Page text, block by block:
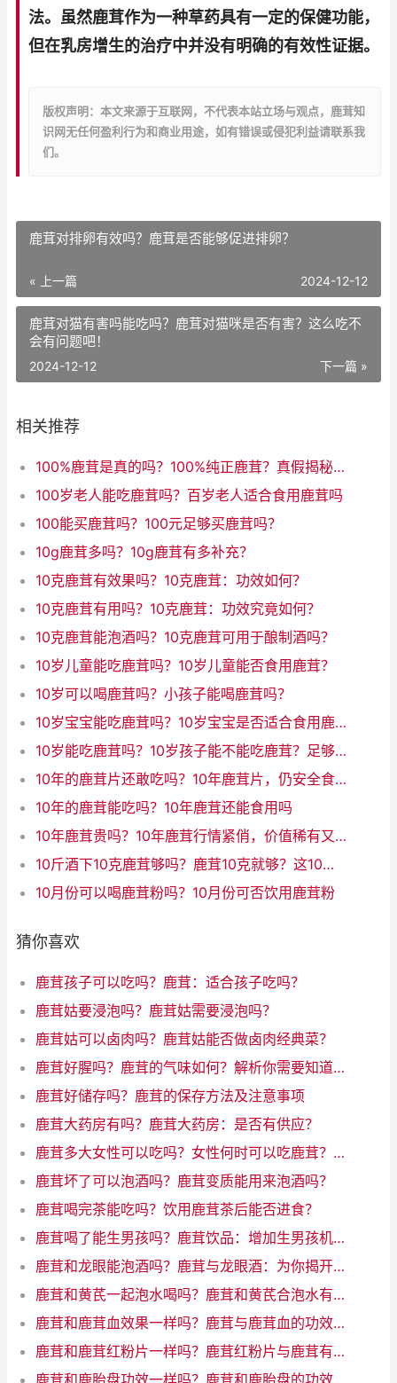
法。虽然鹿茸作为一种草药具有一定的保健功能，
但在乳房增生的治疗中并没有明确的有效性证据。
版权声明：本文来源于互联网，不代表本站立场与观点，鹿茸知
识网无任何盈利行为和商业用途，如有错误或侵犯利益请联系我
们。
鹿茸对排卵有效吗？鹿茸是否能够促进排卵？
« 上一篇 2024-12-12
鹿茸对猫有害吗能吃吗？鹿茸对猫咪是否有害？这么吃不
会有问题吧！
下一篇 »
2024-12-12
相关推荐
100%鹿茸是真的吗？100%纯正鹿茸？真假揭秘！
100岁老人能吃鹿茸吗？百岁老人适合食用鹿茸吗
100能买鹿茸吗？100元足够买鹿茸吗？
10g鹿茸多吗？10g鹿茸有多补充？
10克鹿茸有效果吗？10克鹿茸：功效如何？
10克鹿茸有用吗？10克鹿茸：功效究竟如何？
10克鹿茸能泡酒吗？10克鹿茸可用于酿制酒吗？
10岁儿童能吃鹿茸吗？10岁儿童能否食用鹿茸？
10岁可以喝鹿茸吗？小孩子能喝鹿茸吗？
10岁宝宝能吃鹿茸吗？10岁宝宝是否适合食用鹿茸
10岁能吃鹿茸吗？10岁孩子能不能吃鹿茸？足够安全吗？
10年的鹿茸片还敢吃吗？10年鹿茸片，仍安全食用吗？
10年的鹿茸能吃吗？10年鹿茸还能食用吗
10年鹿茸贵吗？10年鹿茸行情紧俏，价值稀有又贵吗？
10斤酒下10克鹿茸够吗？鹿茸10克就够？这10斤酒大开销！（31字）
10月份可以喝鹿茸粉吗？10月份可否饮用鹿茸粉
猜你喜欢
鹿茸孩子可以吃吗？鹿茸：适合孩子吃吗？
鹿茸姑要浸泡吗？鹿茸姑需要浸泡吗？
鹿茸姑可以卤肉吗？鹿茸姑能否做卤肉经典菜？
鹿茸好腥吗？鹿茸的气味如何？解析你需要知道的所有
鹿茸好储存吗？鹿茸的保存方法及注意事项
鹿茸大药房有吗？鹿茸大药房：是否有供应？
鹿茸多大女性可以吃吗？女性何时可以吃鹿茸？了解年龄限制
鹿茸坏了可以泡酒吗？鹿茸变质能用来泡酒吗？
鹿茸喝完茶能吃吗？饮用鹿茸茶后能否进食？
鹿茸喝了能生男孩吗？鹿茸饮品：增加生男孩机会的魔力饮料
鹿茸和龙眼能泡酒吗？鹿茸与龙眼酒：为你揭开神秘配对的奇迹！
鹿茸和黄芪一起泡水喝吗？鹿茸和黄芪合泡水有什么好处
鹿茸和鹿茸血效果一样吗？鹿茸与鹿茸血的功效一样吗？
鹿茸和鹿茸红粉片一样吗？鹿茸红粉片与鹿茸有何差异？